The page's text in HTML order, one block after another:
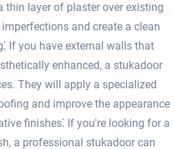
layer of plaster over existing
and create a clean
If you have external walls that
enhanced, a stukadoor
They will apply a specialized
and improve the appearance
finishes⁚ If you're looking for a
a professional stukadoor can